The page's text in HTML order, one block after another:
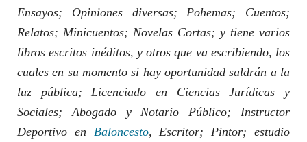
Ensayos; Opiniones diversas; Pohemas; Cuentos;
Relatos; Minicuentos; Novelas Cortas; y tiene varios
libros escritos inéditos, y otros que va escribiendo, los
cuales en su momento si hay oportunidad saldrán a la
luz pública; Licenciado en Ciencias Jurídicas y
Sociales; Abogado y Notario Público; Instructor
Deportivo en Baloncesto, Escritor; Pintor; estudio